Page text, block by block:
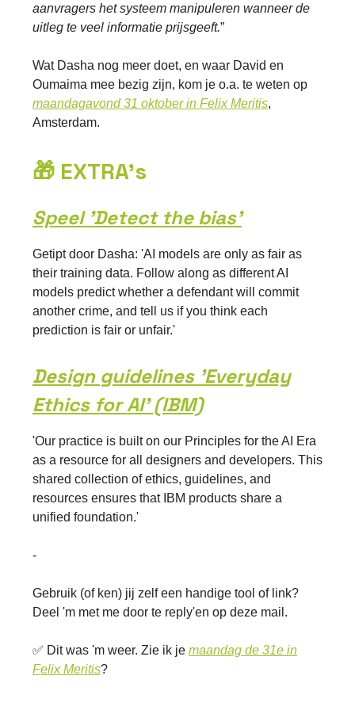
aanvragers het systeem manipuleren wanneer de
uitleg te veel informatie prijsgeeft.”
Wat Dasha nog meer doet, en waar David en
Oumaima mee bezig zijn, kom je o.a. te weten op
maandagavond 31 oktober in Felix Meritis,
Amsterdam.
🎁 EXTRA's
Speel 'Detect the bias'
Getipt door Dasha: 'AI models are only as fair as
their training data. Follow along as different AI
models predict whether a defendant will commit
another crime, and tell us if you think each
prediction is fair or unfair.'
Design guidelines 'Everyday
Ethics for AI' (IBM)
'Our practice is built on our Principles for the AI Era
as a resource for all designers and developers. This
shared collection of ethics, guidelines, and
resources ensures that IBM products share a
unified foundation.'
-
Gebruik (of ken) jij zelf een handige tool of link?
Deel 'm met me door te reply'en op deze mail.
✅ Dit was 'm weer. Zie ik je maandag de 31e in
Felix Meritis?